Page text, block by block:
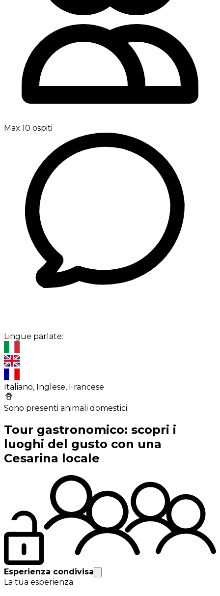
Max 10 ospiti
Lingue parlate:
Italiano, Inglese, Francese
Sono presenti animali domestici
Tour gastronomico: scopri i
luoghi del gusto con una
Cesarina locale
Esperienza condivisa
La tua esperienza